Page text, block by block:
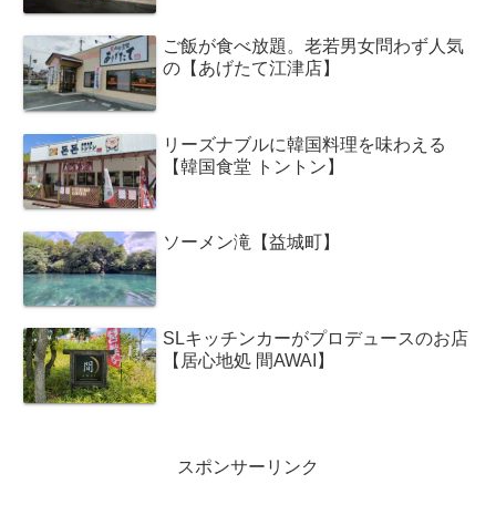
ご飯が食べ放題。老若男女問わず人気
の【あげたて江津店】
リーズナブルに韓国料理を味わえる
【韓国食堂 トントン】
ソーメン滝【益城町】
SLキッチンカーがプロデュースのお店
【居心地処 間AWAI】
スポンサーリンク